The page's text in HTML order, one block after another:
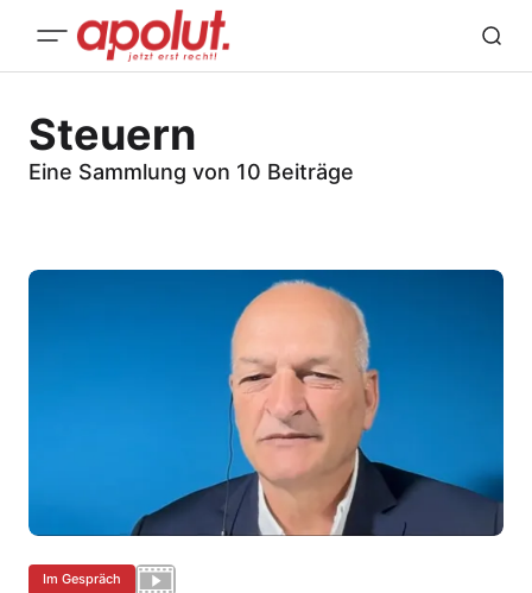
Steuern
Eine Sammlung von 10 Beiträge
Im Gespräch